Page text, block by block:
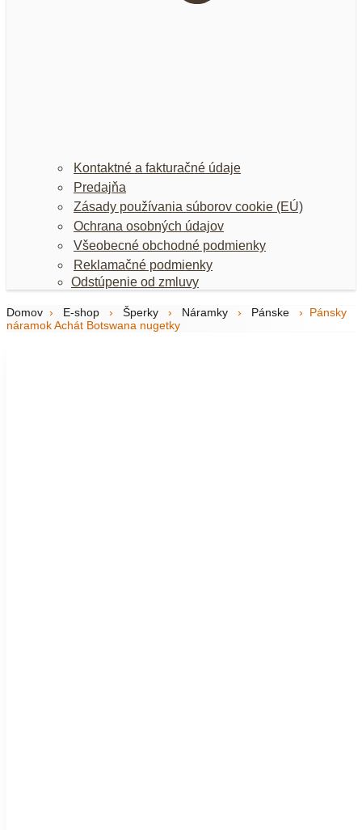
Kontaktné a fakturačné údaje
Predajňa
Zásady používania súborov cookie (EÚ)
Ochrana osobných údajov
Všeobecné obchodné podmienky
Reklamačné podmienky
Odstúpenie od zmluvy
Domov › E-shop › Šperky › Náramky › Pánske ›
Pánsky
náramok Achát Botswana nugetky